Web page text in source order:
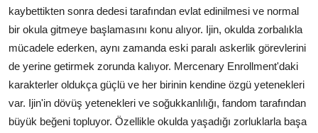
kaybettikten sonra dedesi tarafından evlat edinilmesi ve normal
bir okula gitmeye başlamasını konu alıyor. Ijin, okulda zorbalıkla
mücadele ederken, aynı zamanda eski paralı askerlik görevlerini
de yerine getirmek zorunda kalıyor. Mercenary Enrollment'daki
karakterler oldukça güçlü ve her birinin kendine özgü yetenekleri
var. Ijin'in dövüş yetenekleri ve soğukkanlılığı, fandom tarafından
büyük beğeni topluyor. Özellikle okulda yaşadığı zorluklarla başa